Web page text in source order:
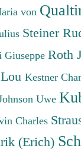
von
Steiner
Giuseppe Roth
Kestner
Uwe
Charles
(Erich)